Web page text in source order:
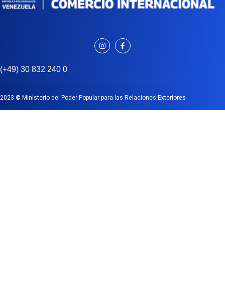
(+49) 30 832 240 0
2023 © Ministerio del Poder Popular para las Relaciones Exteriores